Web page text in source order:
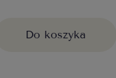
Do koszyka